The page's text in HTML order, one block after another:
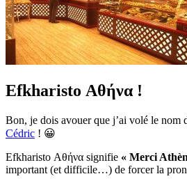
Efkharisto Αθήνα !
Bon, je dois avouer que j’ai volé le nom
Cédric ! 😀
Efkharisto Αθήνα signifie « Merci
important (et difficile…) de forcer la